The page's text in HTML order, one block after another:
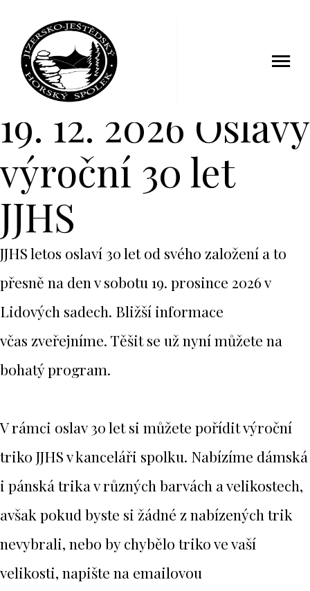
19. 12. 2026 Oslavy
výroční 30 let
JJHS
JJHS letos oslaví 30 let od svého založení a to
přesně na den v sobotu 19. prosince 2026 v
Lidových sadech. Bližší informace
včas zveřejníme. Těšit se už nyní můžete na
bohatý program.
V rámci oslav 30 let si můžete pořídit výroční
triko JJHS v kanceláři spolku. Nabízíme dámská
i pánská trika v různých barvách a velikostech,
avšak pokud byste si žádné z nabízených trik
nevybrali, nebo by chybělo triko ve vaší
velikosti, napište na emailovou